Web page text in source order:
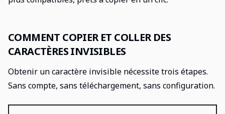
COMMENT COPIER ET COLLER DES
CARACTÈRES INVISIBLES
Obtenir un caractère invisible nécessite trois étapes.
Sans compte, sans téléchargement, sans configuration.